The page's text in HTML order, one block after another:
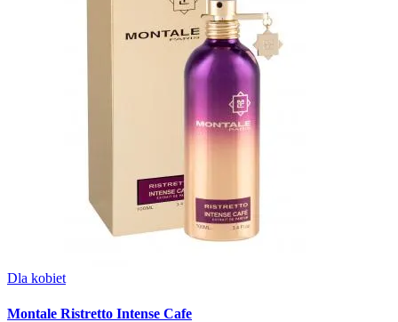
Dla kobiet
Montale Ristretto Intense Cafe